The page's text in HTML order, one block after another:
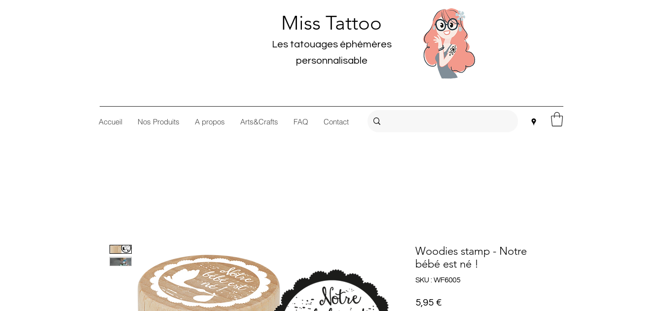
Miss Tattoo
Les tatouages éphémères
personnalisable
Accueil Nos Produits A propos Arts&Crafts FAQ Contact
Woodies stamp - Notre
bébé est né !
SKU : WF6005
5,95 €Prix